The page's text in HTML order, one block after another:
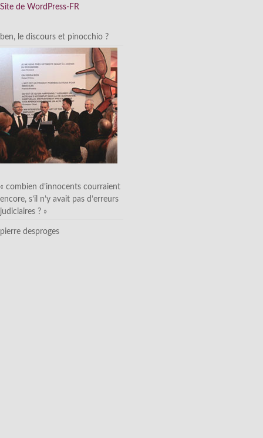
Site de WordPress-FR
ben, le discours et pinocchio ?
« combien d’innocents courraient
encore, s’il n’y avait pas d’erreurs
judiciaires ? »
pierre desproges